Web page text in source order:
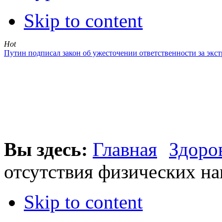
Skip to content
Hot
Путин подписал закон об ужесточении ответственности за
Вы здесь: Главная
отсутствия физических
Skip to content